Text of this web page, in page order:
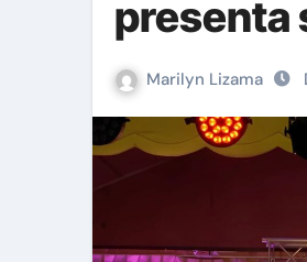
presenta
Marilyn Lizama